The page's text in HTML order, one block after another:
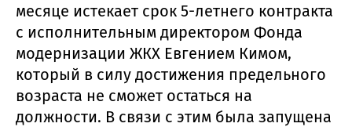
месяце истекает срок 5-летнего контракта
с исполнительным директором Фонда
модернизации ЖКХ Евгением Кимом,
который в силу достижения предельного
возраста не сможет остаться на
должности. В связи с этим была запущена